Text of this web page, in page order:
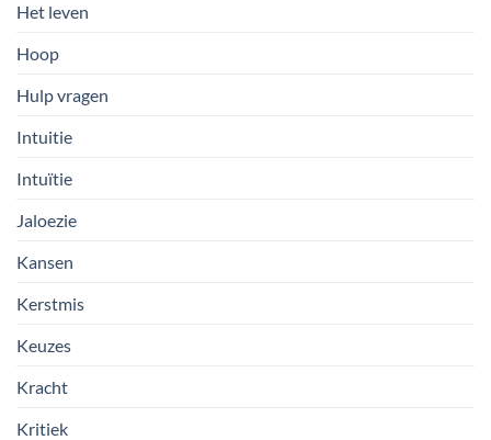
Het leven
Hoop
Hulp vragen
Intuitie
Intuïtie
Jaloezie
Kansen
Kerstmis
Keuzes
Kracht
Kritiek